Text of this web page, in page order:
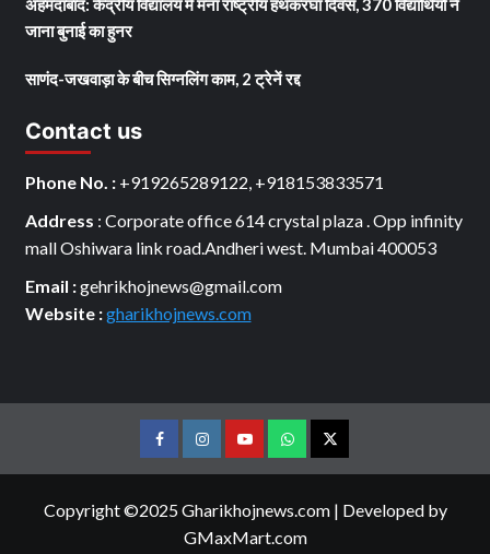
अहमदाबाद: केंद्रीय विद्यालय में मना राष्ट्रीय हथकरघा दिवस, 370 विद्यार्थियों ने
जाना बुनाई का हुनर
साणंद-जखवाड़ा के बीच सिग्नलिंग काम, 2 ट्रेनें रद्द
Contact us
Phone No. : +919265289122, +918153833571
Address : Corporate office 614 crystal plaza . Opp infinity
mall Oshiwara link road.Andheri west. Mumbai 400053
Email :gehrikhojnews@gmail.com
Website :gharikhojnews.com
FacebookInstagramyoutubeWhatsTwitter
Copyright ©2025 Gharikhojnews.com | Developed by
GMaxMart.com